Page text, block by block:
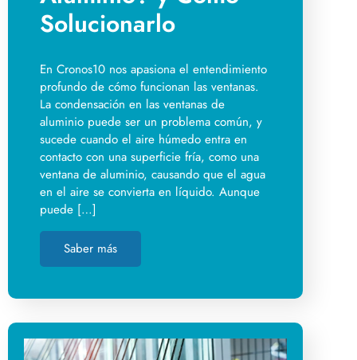
Solucionarlo
En Cronos10 nos apasiona el entendimiento
profundo de cómo funcionan las ventanas.
La condensación en las ventanas de
aluminio puede ser un problema común, y
sucede cuando el aire húmedo entra en
contacto con una superficie fría, como una
ventana de aluminio, causando que el agua
en el aire se convierta en líquido. Aunque
puede […]
Saber más